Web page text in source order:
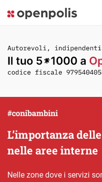
L’importanza
nelle aree interne
#conibambini
Nelle zone dove i servizi